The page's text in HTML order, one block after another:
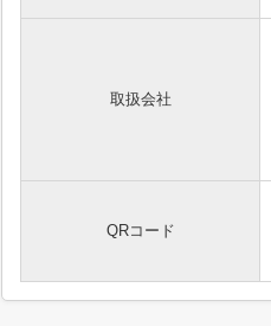
取扱会社
QRコード